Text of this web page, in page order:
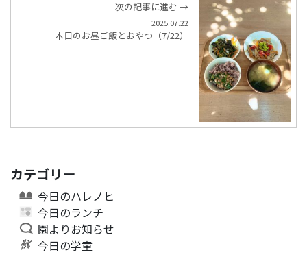
次の記事に進む →
2025.07.22
本日のお昼ご飯とおやつ（7/22）
カテゴリー
今日のハレノヒ
今日のランチ
園よりお知らせ
今日の学童